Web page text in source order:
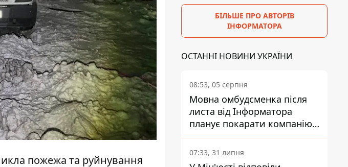
пожежа та руйнування
БІЛЬШЕ ПРО АВТОРІВ
ІНФОРМАТОРА
ОСТАННІ НОВИНИ УКРАЇНИ
08:53, 05 серпня
Мовна омбудсменка після
листа від Інформатора
планує покарати компанію-
підрядника ПриватБанку
07:33, 31 липня